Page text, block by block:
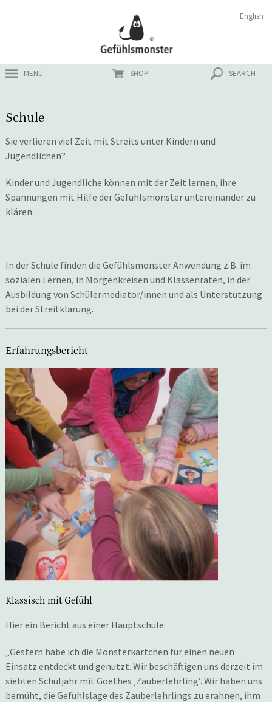
MENU SHOP SEARCH
English
Schule
Sie verlieren viel Zeit mit Streits unter Kindern und
Jugendlichen?
Kinder und Jugendliche können mit der Zeit lernen, ihre
Spannungen mit Hilfe der Gefühlsmonster untereinander zu
klären.
In der Schule finden die Gefühlsmonster Anwendung z.B. im
sozialen Lernen, in Morgenkreisen und Klassenräten, in der
Ausbildung von Schülermediator/innen und als Unterstützung
bei der Streitklärung.
Erfahrungsbericht
Klassisch mit Gefühl
Hier ein Bericht aus einer Hauptschule:
„Gestern habe ich die Monsterkärtchen für einen neuen
Einsatz entdeckt und genutzt. Wir beschäftigen uns derzeit im
siebten Schuljahr mit Goethes ‚Zauberlehrling‘. Wir haben uns
bemüht, die Gefühlslage des Zauberlehrlings zu erahnen, ihm